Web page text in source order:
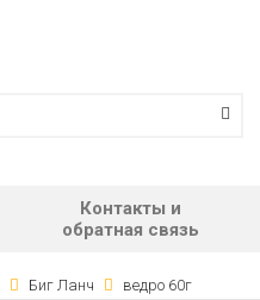
Контакты и
обратная связь
Биг Ланч ведро 60г